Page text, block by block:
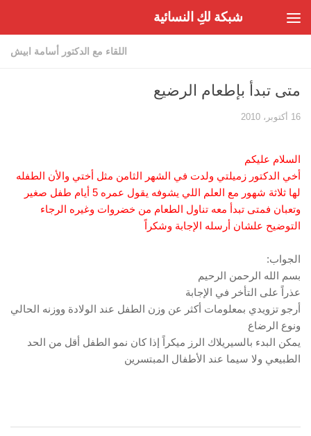
شبكة لكِ النسائية
اللقاء مع الدكتور أسامة ابيش
متى تبدأ بإطعام الرضيع
16 أكتوبر، 2010
السلام عليكم
أخي الدكتور زميلتي ولدت في الشهر الثامن مثل أختي والأن الطفله
لها ثلاثة شهور مع العلم اللي يشوفه يقول عمره 5 أيام طفل صغير
وتعبان فمتى تبدأ معه تناول الطعام من خضروات وغيره الرجاء
التوضيح علشان أرسله الإجابة وشكراً
الجواب:
بسم الله الرحمن الرحيم
عذراً على التأخر في الإجابة
أرجو تزويدي بمعلومات أكثر عن وزن الطفل عند الولادة ووزنه الحالي
ونوع الرضاع
يمكن البدء بالسيريلاك الرز ميكراً إذا كان نمو الطفل أقل من الحد
الطبيعي ولا سيما عند الأطفال المبتسرين